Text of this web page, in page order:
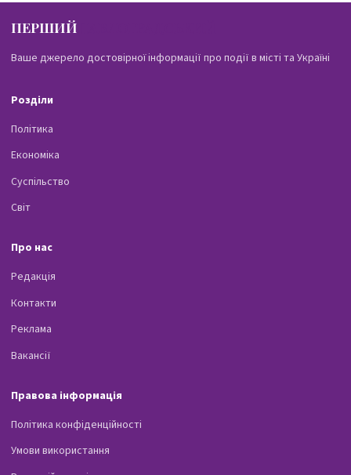
ПЕРШИЙ
Ваше джерело достовірної інформації про події в місті та Україні
Розділи
Політика
Економіка
Суспільство
Світ
Про нас
Редакція
Контакти
Реклама
Вакансії
Правова інформація
Політика конфіденційності
Умови використання